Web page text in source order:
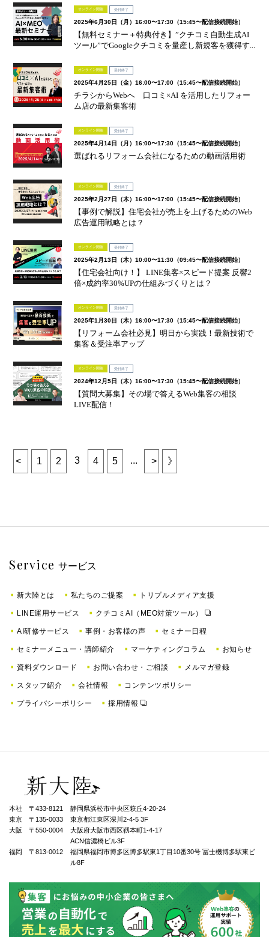
オンライン開催 受付終了
2025年6月30日（月）16:00〜17:30（15:45〜配信接続開始）
【無料セミナー＋特典付き】”クチコミ自動生成AI
ツール”でGoogleクチコミを量産し新規客を獲得す...
オンライン開催 受付終了
2025年4月25日（金）16:00〜17:00（15:45〜配信接続開始）
チラシからWebへ 口コミ×AI を活用したリフォー
ム店の最新集客術
オンライン開催 受付終了
2025年4月14日（月）16:00〜17:30（15:45〜配信接続開始）
選ばれるリフォーム会社になるための動画活用術
オンライン開催 受付終了
2025年2月27日（木）16:00〜17:00（15:45〜配信接続開始）
【事例で解説】住宅会社が売上を上げるためのWeb
広告運用戦略とは？
オンライン開催 受付終了
2025年2月13日（木）10:00〜11:30（09:45〜配信接続開始）
【住宅会社向け！】 LINE集客×スピード提案 反響2
倍×成約率30%UPの仕組みづくりとは？
オンライン開催 受付終了
2025年1月30日（木）16:00〜17:30（15:45〜配信接続開始）
【リフォーム会社必見】明日から実践！最新技術で
集客＆受注率アップ
オンライン開催 受付終了
2024年12月5日（木）16:00〜17:30（15:45〜配信接続開始）
【質問大募集】その場で答えるWeb集客の相談
LIVE配信！
< 1 2 3 4 5 ... > 》
Service サービス
新大陸とは 私たちのご提案 トリプルメディア支援
LINE運用サービス クチコミAI（MEO対策ツール）
AI研修サービス 事例・お客様の声 セミナー日程
セミナーメニュー・講師紹介 マーケティングコラム お知らせ
資料ダウンロード お問い合わせ・ご相談 メルマガ登録
スタッフ紹介 会社情報 コンテンツポリシー
プライバシーポリシー 採用情報
本社 〒433-8121
静岡県浜松市中央区萩丘4-20-24
東京 〒135-0033
東京都江東区深川2-4-5 3F
大阪 〒550-0004
⼤阪府⼤阪市⻄区靱本町1-4-17
ACN信濃橋ビル3F
福岡 〒813-0012
福岡県福岡市博多区博多駅東1丁⽬10番30号 冨士機博多駅東ビ
ル8F